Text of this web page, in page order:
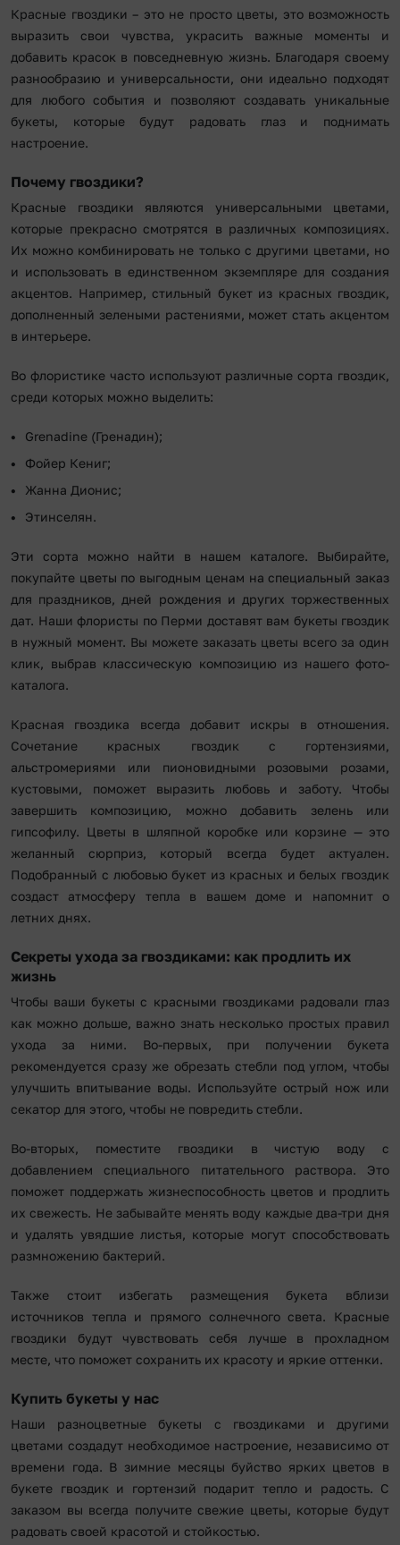
Красные гвоздики – это не просто цветы, это возможность
выразить свои чувства, украсить важные моменты и
добавить красок в повседневную жизнь. Благодаря своему
разнообразию и универсальности, они идеально подходят
для любого события и позволяют создавать уникальные
букеты, которые будут радовать глаз и поднимать
настроение.
Почему гвоздики?
Красные гвоздики являются универсальными цветами,
которые прекрасно смотрятся в различных композициях.
Их можно комбинировать не только с другими цветами, но
и использовать в единственном экземпляре для создания
акцентов. Например, стильный букет из красных гвоздик,
дополненный зелеными растениями, может стать акцентом
в интерьере.
Во флористике часто используют различные сорта гвоздик,
среди которых можно выделить:
Grenadine (Гренадин);
Фойер Кениг;
Жанна Дионис;
Этинселян.
Эти сорта можно найти в нашем каталоге. Выбирайте,
покупайте цветы по выгодным ценам на специальный заказ
для праздников, дней рождения и других торжественных
дат. Наши флористы по Перми доставят вам букеты гвоздик
в нужный момент. Вы можете заказать цветы всего за один
клик, выбрав классическую композицию из нашего фото-
каталога.
Красная гвоздика всегда добавит искры в отношения.
Сочетание красных гвоздик с гортензиями,
альстромериями или пионовидными розовыми розами,
кустовыми, поможет выразить любовь и заботу. Чтобы
завершить композицию, можно добавить зелень или
гипсофилу. Цветы в шляпной коробке или корзине — это
желанный сюрприз, который всегда будет актуален.
Подобранный с любовью букет из красных и белых гвоздик
создаст атмосферу тепла в вашем доме и напомнит о
летних днях.
Секреты ухода за гвоздиками: как продлить их
жизнь
Чтобы ваши букеты с красными гвоздиками радовали глаз
как можно дольше, важно знать несколько простых правил
ухода за ними. Во-первых, при получении букета
рекомендуется сразу же обрезать стебли под углом, чтобы
улучшить впитывание воды. Используйте острый нож или
секатор для этого, чтобы не повредить стебли.
Во-вторых, поместите гвоздики в чистую воду с
добавлением специального питательного раствора. Это
поможет поддержать жизнеспособность цветов и продлить
их свежесть. Не забывайте менять воду каждые два-три дня
и удалять увядшие листья, которые могут способствовать
размножению бактерий.
Также стоит избегать размещения букета вблизи
источников тепла и прямого солнечного света. Красные
гвоздики будут чувствовать себя лучше в прохладном
месте, что поможет сохранить их красоту и яркие оттенки.
Купить букеты у нас
Наши разноцветные букеты с гвоздиками и другими
цветами создадут необходимое настроение, независимо от
времени года. В зимние месяцы буйство ярких цветов в
букете гвоздик и гортензий подарит тепло и радость. С
заказом вы всегда получите свежие цветы, которые будут
радовать своей красотой и стойкостью.